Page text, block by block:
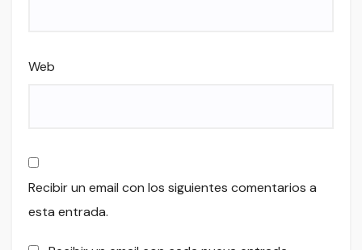
Web
Recibir un email con los siguientes comentarios a
esta entrada.